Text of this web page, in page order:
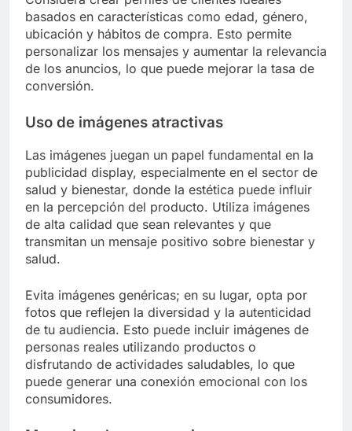
La segmentación de audiencia es crucial para
dirigir los anuncios a grupos específicos que
tienen más probabilidades de estar interesados en
productos o servicios de salud y bienestar. Utiliza
datos demográficos, comportamentales y de
basados en características como edad, género,
ubicación y hábitos de compra. Esto permite
personalizar los mensajes y aumentar la relevancia
de los anuncios, lo que puede mejorar la tasa de
conversión.
Uso de imágenes atractivas
Las imágenes juegan un papel fundamental en la
publicidad display, especialmente en el sector de
salud y bienestar, donde la estética puede influir
en la percepción del producto. Utiliza imágenes
de alta calidad que sean relevantes y que
transmitan un mensaje positivo sobre bienestar y
salud.